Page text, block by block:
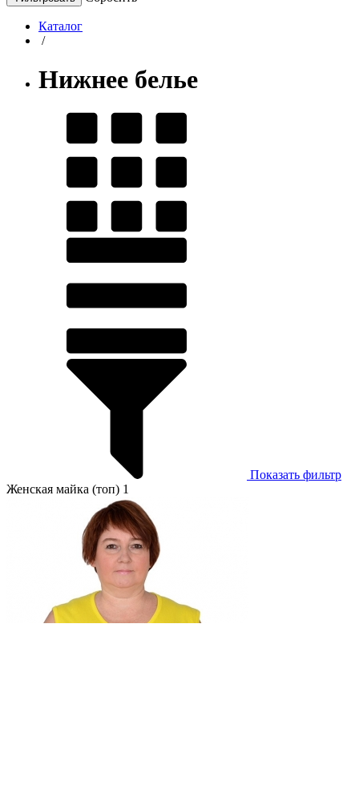
Каталог
/
Нижнее белье
Показать фильтр
Женская майка (топ) 1